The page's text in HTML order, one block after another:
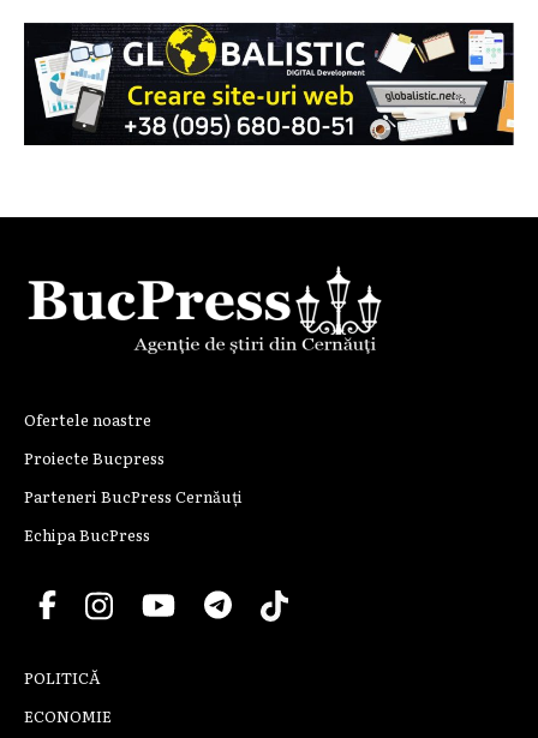
Ofertele noastre
Proiecte Bucpress
Parteneri BucPress Cernăuți
Echipa BucPress
POLITICĂ
ECONOMIE